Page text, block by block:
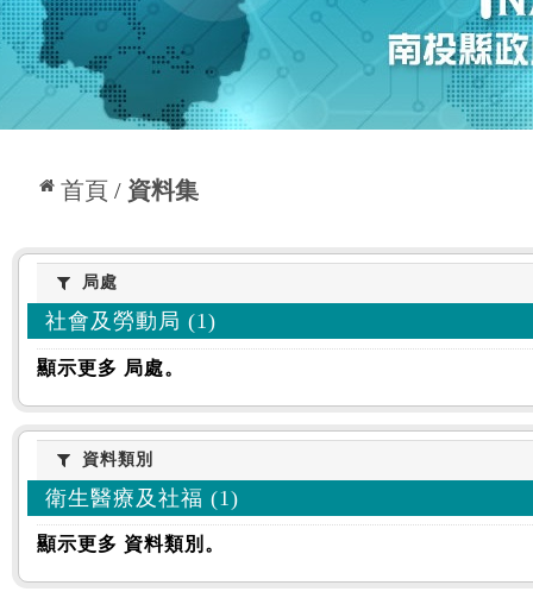
首頁 資料集
:::
局處局處
社會及勞動局 (1)
顯示更多 局處。
資料類別
資料類別
衛生醫療及社福 (1)
顯示更多 資料類別。